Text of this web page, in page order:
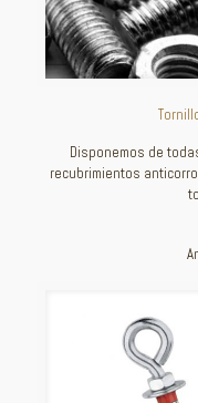
Disponemos de
recubrimientos